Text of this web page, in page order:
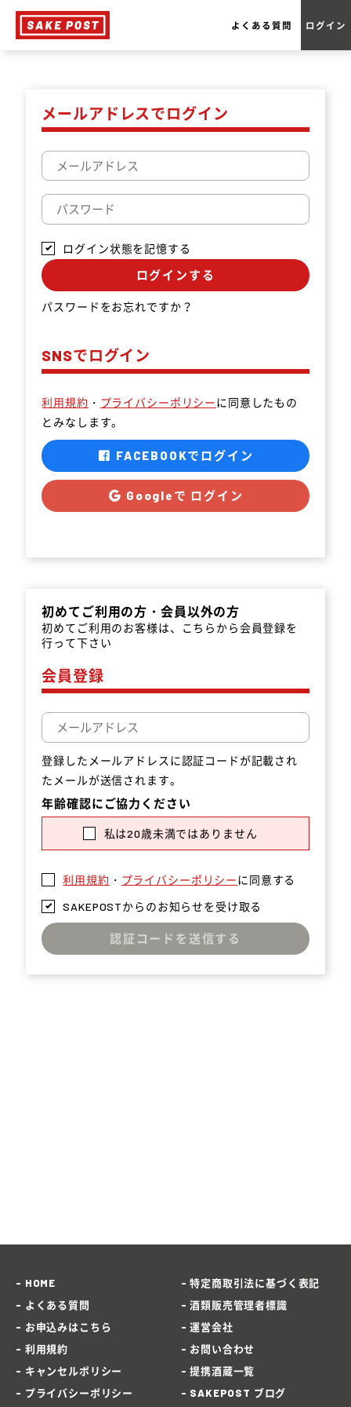
よくある質問 ログイン
メールアドレスでログイン
ログイン状態を記憶する
ログインする
パスワードをお忘れですか？
SNSでログイン
利用規約 ・ プライバシーポリシーに同意したもの
とみなします。
FACEBOOKでログイン
Googleで ログイン
初めてご利用の方・会員以外の方
初めてご利用のお客様は、こちらから会員登録を
行って下さい
会員登録
登録したメールアドレスに認証コードが記載され
たメールが送信されます。
年齢確認にご協力ください
私は20歳未満ではありません
利用規約 ・ プライバシーポリシーに同意する
SAKEPOSTからのお知らせを受け取る
認証コードを送信する
HOME
よくある質問
お申込みはこちら
利用規約
キャンセルポリシー
プライバシーポリシー
特定商取引法に基づく表記
酒類販売管理者標識
運営会社
お問い合わせ
提携酒蔵一覧
SAKEPOST ブログ